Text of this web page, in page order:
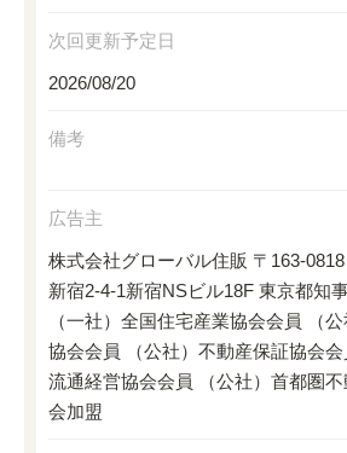
次回更新予定日
2026/08/20
備考
広告主
株式会社グローバル住販 〒163-
新宿2-4-1新宿NSビル18F 東京都知
（一社）全国住宅産業協会会員 （
協会会員 （公社）不動産保証協会
流通経営協会会員 （公社）首都圏
会加盟